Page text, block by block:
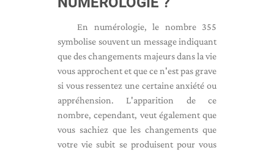
En numérologie, le nombre 355
symbolise souvent un message indiquant
que des changements majeurs dans la vie
vous approchent et que ce n'est pas grave
si vous ressentez une certaine anxiété ou
appréhension. L'apparition de ce
nombre, cependant, veut également que
vous sachiez que les changements que
votre vie subit se produisent pour vous